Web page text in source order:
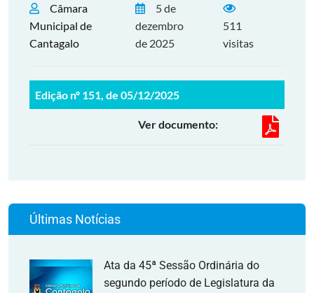
Câmara
Municipal de
Cantagalo
5 de
dezembro
de 2025
511
visitas
Edição nº 151, de 05/12/2025
Ver documento:
Últimas Notícias
Ata da 45ª Sessão Ordinária do
segundo período de Legislatura da